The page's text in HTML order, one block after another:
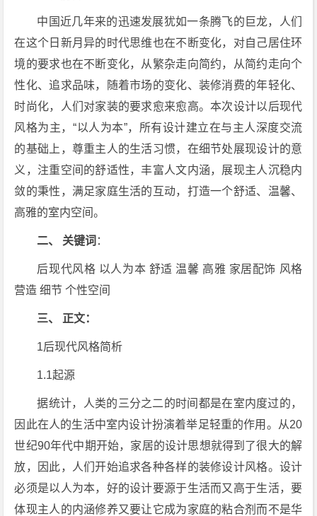
中国近几年来的迅速发展犹如一条腾飞的巨龙，人们
在这个日新月异的时代思维也在不断变化，对自己居住环
境的要求也在不断变化，从繁杂走向简约，从简约走向个
性化、追求品味，随着市场的变化、装修消费的年轻化、
时尚化，人们对家装的要求愈来愈高。本次设计以后现代
风格为主，“以人为本”，所有设计建立在与主人深度交流
的基础上，尊重主人的生活习惯，在细节处展现设计的意
义，注重空间的舒适性，丰富人文内涵，展现主人沉稳内
敛的秉性，满足家庭生活的互动，打造一个舒适、温馨、
高雅的室内空间。
二、 关键词 ：
后现代风格 以人为本 舒适 温馨 高雅 家居配饰 风格
营造 细节 个性空间
三、 正文：
1后现代风格简析
1.1起源
据统计，人类的三分之二的时间都是在室内度过的，
因此在人的生活中室内设计扮演着举足轻重的作用。从20
世纪90年代中期开始，家居的设计思想就得到了很大的解
放，因此，人们开始追求各种各样的装修设计风格。设计
必须是以人为本，好的设计要源于生活而又高于生活，要
体现主人的内涵修养又要让它成为家庭的粘合剂而不是华